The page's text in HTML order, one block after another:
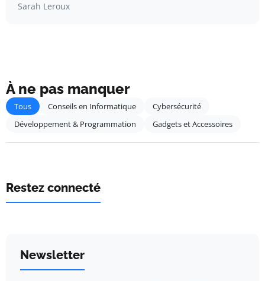
Sarah Leroux
À ne pas manquer
Tous Conseils en Informatique
Cybersécurité
Développement & Programmation
Gadgets et Accessoires
Restez connecté
Newsletter